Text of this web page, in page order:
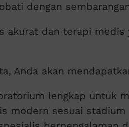
dengan
akurat dan terapi medis
Anda akan
lengkap untuk
modern sesuai stadium